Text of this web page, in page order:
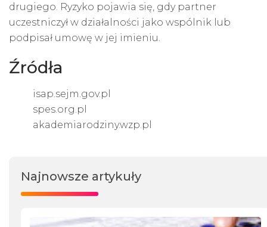
drugiego. Ryzyko pojawia się, gdy partner
uczestniczył w działalności jako wspólnik lub
podpisał umowę w jej imieniu.
Źródła
isap.sejm.gov.pl
spes.org.pl
akademiarodziny.wzp.pl
Najnowsze artykuły